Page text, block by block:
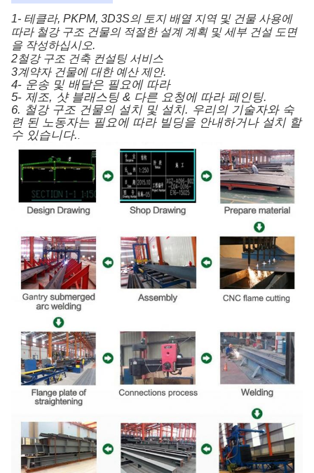
1- 테클라, PKPM, 3D3S의 토지 배열 지역 및 건물 사용에
따라 철강 구조 건물의 적절한 설계 계획 및 세부 건설 도면
을 작성하십시오.
2철강 구조 건축 컨설팅 서비스
3계약자 건물에 대한 예산 제안.
4- 운송 및 배달은 필요에 따라
5- 제조, 샷 블래스팅 & 다른 요청에 따라 페인팅.
6. 철강 구조 건물의 설치 및 설치. 우리의 기술자와 숙
련 된 노동자는 필요에 따라 빌딩을 안내하거나 설치 할
수 있습니다.